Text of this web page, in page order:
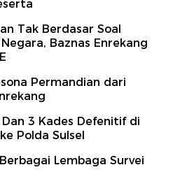
Tak Berdasar Soal
Baznas Enrekang
Permandian dari
3 Kades Defenitif di
Polda Sulsel
Lembaga Survei